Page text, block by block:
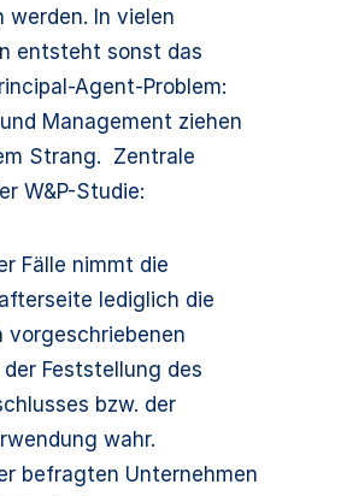
werden. In vielen
entsteht sonst das
Agent-Problem:
Management ziehen
Strang. Zentrale
W&P-Studie:
Fälle nimmt die
lediglich die
vorgeschriebenen
Feststellung des
bzw. der
wahr.
befragten Unternehmen